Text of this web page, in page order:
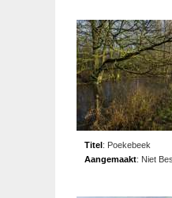
Titel: Poekebeek
Aangemaakt: Niet